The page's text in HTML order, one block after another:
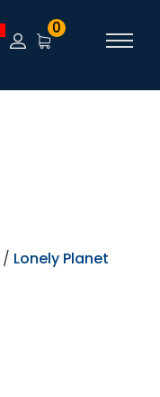
0
/ Lonely Planet